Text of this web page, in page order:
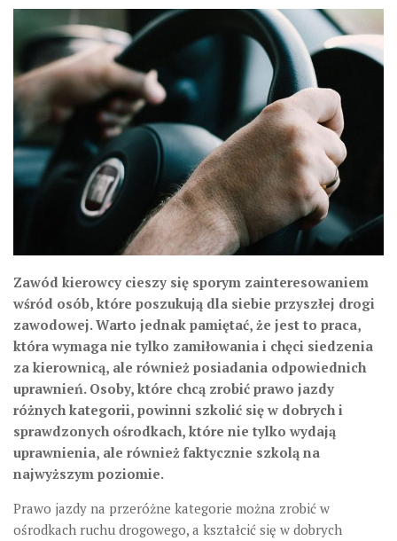
Zawód kierowcy cieszy się sporym zainteresowaniem
wśród osób, które poszukują dla siebie przyszłej drogi
zawodowej. Warto jednak pamiętać, że jest to praca,
która wymaga nie tylko zamiłowania i chęci siedzenia
za kierownicą, ale również posiadania odpowiednich
uprawnień. Osoby, które chcą zrobić prawo jazdy
różnych kategorii, powinni szkolić się w dobrych i
sprawdzonych ośrodkach, które nie tylko wydają
uprawnienia, ale również faktycznie szkolą na
najwyższym poziomie.
Prawo jazdy na przeróżne kategorie można zrobić w
ośrodkach ruchu drogowego, a kształcić się w dobrych